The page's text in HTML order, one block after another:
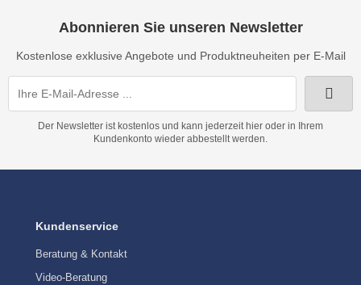
Abonnieren Sie unseren Newsletter
Kostenlose exklusive Angebote und Produktneuheiten per E-Mail
Der Newsletter ist kostenlos und kann jederzeit hier oder in Ihrem
Kundenkonto wieder abbestellt werden.
Kundenservice
Beratung & Kontakt
Video-Beratung